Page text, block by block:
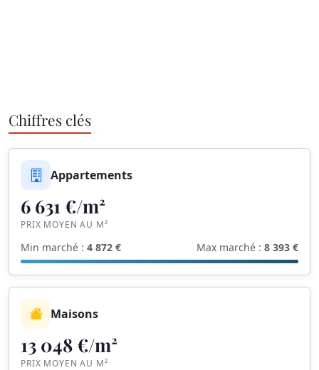
Chiffres clés
Appartements
6 631 €/m²
PRIX MOYEN AU M²
Min marché : 4 872 € Max marché : 8 393 €
Maisons
13 048 €/m²
PRIX MOYEN AU M²